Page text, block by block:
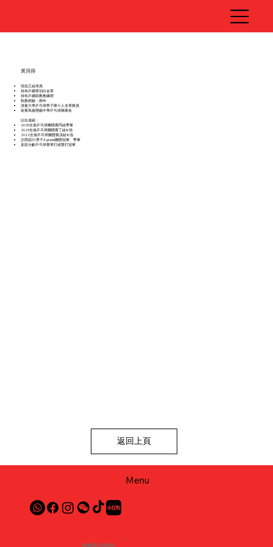
黃貝得
現役乙組球員
持有乒總章別白金章
持有乒總助教教練牌
執教經驗：兩年
浸會大學乒乓球男子隊十人名單隊員
前賽馬會體藝中學乒乓球隊隊長
以往成績：
2025全港乒乓球團體賽丙組季軍
2023全港乒乓球團體賽丁組8強
2022全港乒乓球團體賽戊組8強
沙西區D1男子A grade團體冠軍、季軍
多區分齡乒乓球賽單打或雙打冠軍
返回上頁
Menu
始創於2008年